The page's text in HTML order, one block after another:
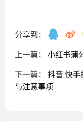
分享到：
上一篇： 小红书蒲
下一篇： 抖音 快手
与注意事项